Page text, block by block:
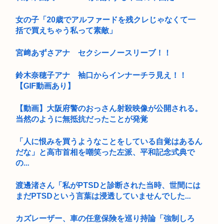
女の子「20歳でアルファードを残クレじゃなくて一
括で買えちゃう私って素敵」
宮﨑あずさアナ セクシーノースリーブ！！
鈴木奈穂子アナ 袖口からインナーチラ見え！！
【GIF動画あり】
【動画】大阪府警のおっさん射殺映像が公開される。
当然のように無抵抗だったことが発覚
「人に恨みを買うようなことをしている自覚はあるん
だな」と高市首相を嘲笑った左派、平和記念式典で
の...
渡邊渚さん「私がPTSDと診断された当時、世間には
まだPTSDという言葉は浸透していませんでした...
カズレーザー、車の任意保険を巡り持論「強制しろ